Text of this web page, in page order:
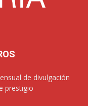
de divulgación
prestigio